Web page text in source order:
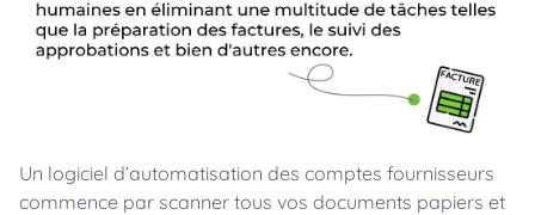
Un logiciel d’automatisation des comptes fournisseurs
commence par scanner tous vos documents papiers et